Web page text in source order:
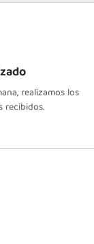
realizamos los
recibidos.